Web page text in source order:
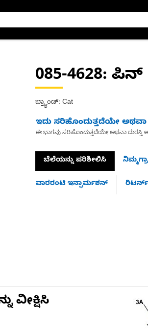
085-4628: ಪಿನ್
ಬ್ರ್ಯಾಂಡ್: Cat
ಇದು ಸರಿಹೊಂದುತ್ತದೆಯೇ ಅಥವಾ
ಈ ಭಾಗವು ಸರಿಹೊಂದುತ್ತದೆಯೇ ಅಥವಾ
ಬೆಲೆಯನ್ನು ಪರಿಶೀಲಿಸಿ
ವಾರರಂಟಿ ಇನ್ಫಾರ್ಮಶನ್
ವೀಕ್ಷಿಸಿ